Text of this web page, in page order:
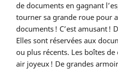
de documents en gagnant
tourner sa grande roue pour
documents ! C’est amusant !
Elles sont réservées aux
ou plus récents. Les boîtes
air joyeux ! De grandes